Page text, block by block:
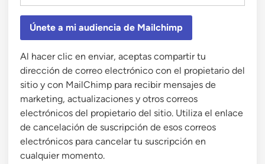
Únete a mi audiencia de Mailchimp
Al hacer clic en enviar, aceptas compartir tu
dirección de correo electrónico con el propietario del
sitio y con MailChimp para recibir mensajes de
marketing, actualizaciones y otros correos
electrónicos del propietario del sitio. Utiliza el enlace
de cancelación de suscripción de esos correos
electrónicos para cancelar tu suscripción en
cualquier momento.